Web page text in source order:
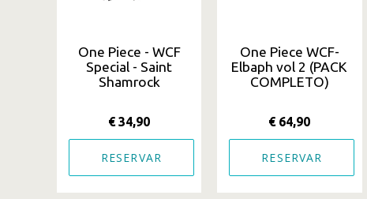
One Piece - WCF
Special - Saint
Shamrock
€ 34,90
RESERVAR
One Piece WCF-
Elbaph vol 2 (PACK
COMPLETO)
€ 64,90
RESERVAR